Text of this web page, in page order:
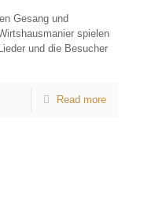
Gesang und
spielen
und die Besucher
Read more